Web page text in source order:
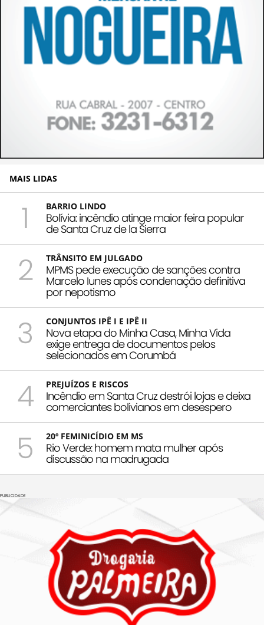
MAIS LIDAS
1 BARRIO LINDO
Bolívia: incêndio atinge maior feira popular
de Santa Cruz de la Sierra
2 TRÂNSITO EM JULGADO
MPMS pede execução de sanções contra
Marcelo Iunes após condenação definitiva
por nepotismo
3 CONJUNTOS IPÊ I E IPÊ II
Nova etapa do Minha Casa, Minha Vida
exige entrega de documentos pelos
selecionados em Corumbá
4 PREJUÍZOS E RISCOS
Incêndio em Santa Cruz destrói lojas e deixa
comerciantes bolivianos em desespero
5 20º FEMINICÍDIO EM MS
Rio Verde: homem mata mulher após
discussão na madrugada
PUBLICIDADE